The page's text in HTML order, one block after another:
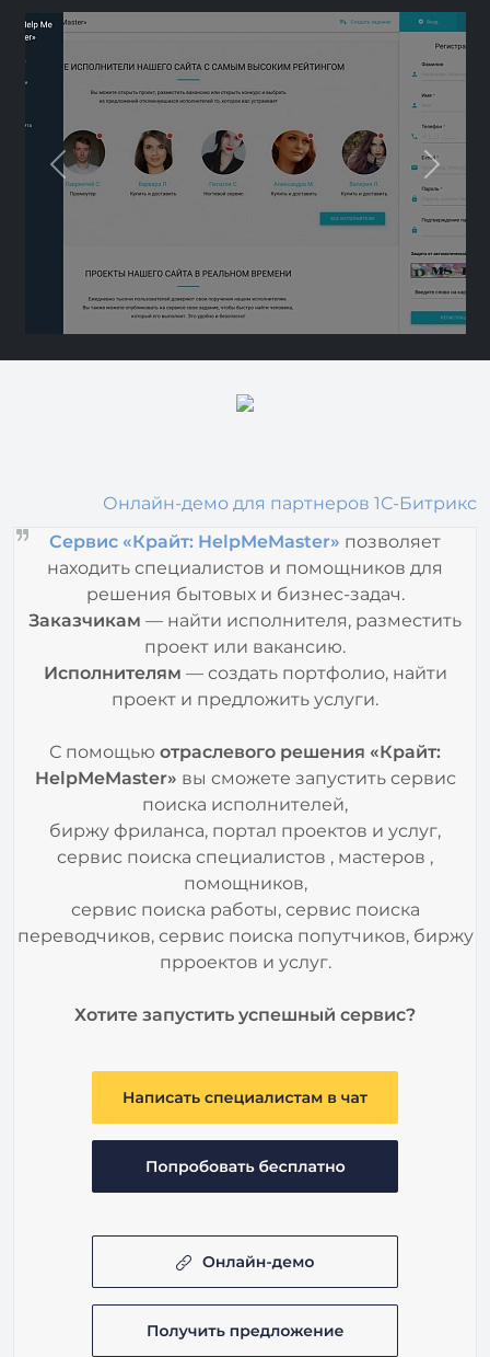
Previous Next
Онлайн-демо для партнеров 1С-Битрикс
Сервис «Крайт: HelpMeMaster» позволяет
находить специалистов и помощников для
решения бытовых и бизнес-задач.
Заказчикам — найти исполнителя, разместить
проект или вакансию.
Исполнителям — создать портфолио, найти
проект и предложить услуги.
С помощью отраслевого решения «Крайт:
HelpMeMaster» вы сможете запустить сервис
поиска исполнителей,
биржу фриланса, портал проектов и услуг,
сервис поиска специалистов , мастеров ,
помощников,
сервис поиска работы, сервис поиска
переводчиков, сервис поиска попутчиков, биржу
прроектов и услуг.
Хотите запустить успешный сервис?